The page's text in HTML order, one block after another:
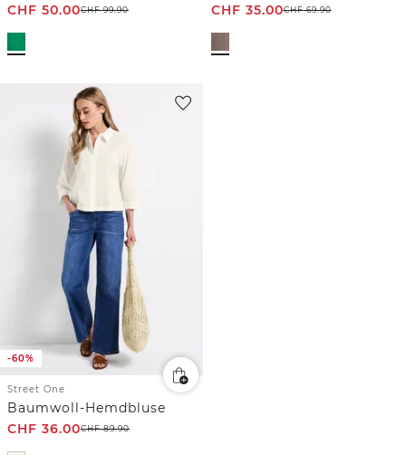
CHF 50.00CHF99.90
CHF 35.00CHF69.90
-60%
Street One
Baumwoll-Hemdbluse
CHF 36.00CHF89.90